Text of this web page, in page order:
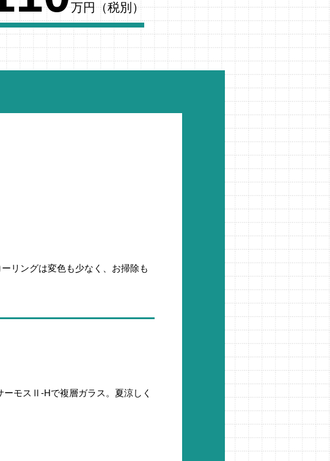
万円（税別）
リングは変色も少なく、お掃除も
ーモスⅡ-Hで複層ガラス。夏涼しく